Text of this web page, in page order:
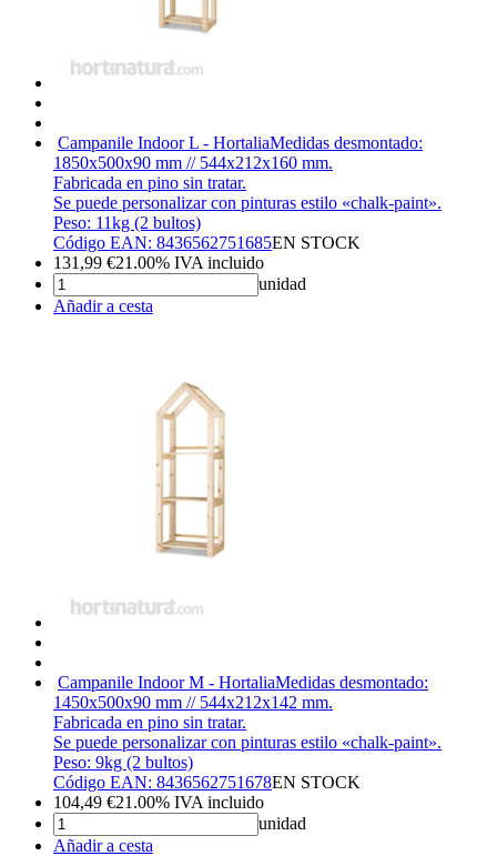
Campanile Indoor L - HortaliaMedidas desmontado:
1850x500x90 mm // 544x212x160 mm.
Fabricada en pino sin tratar.
Se puede personalizar con pinturas estilo «chalk-paint».
Peso: 11kg (2 bultos)
Código EAN: 8436562751685EN STOCK
131,99 €21.00% IVA incluido
unidad
Añadir a cesta
Campanile Indoor M - HortaliaMedidas desmontado:
1450x500x90 mm // 544x212x142 mm.
Fabricada en pino sin tratar.
Se puede personalizar con pinturas estilo «chalk-paint».
Peso: 9kg (2 bultos)
Código EAN: 8436562751678EN STOCK
104,49 €21.00% IVA incluido
unidad
Añadir a cesta